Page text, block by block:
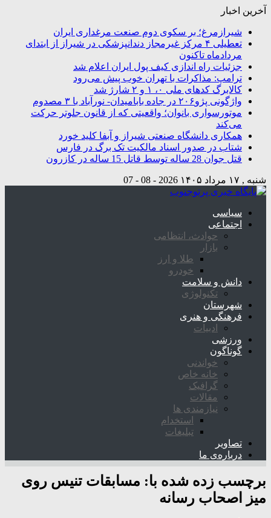
آخرین اخبار
شیرازمرغ؛ بر سکوی دوم صنعت مرغداری ایران
تعطیلی ۴ مرکز غیرمجاز دندانپزشکی در شیراز از ابتدای
مردادماه تاکنون
جزئیات راه اندازی کیف پول ایران اعلام شد
ترامپ: مذاکرات با تهران خوب پیش می‌رود
کالابرگ کدهای ملی ۰، ۱ و ۲ شارژ شد
واژگونی پژو۲۰۶ در جاده بابامیدان- نورآباد با ۳ مصدوم
موتورسواری بانوان؛ واقعیتی که از قانون جلوتر حرکت
می‌کند
همکاری دانشگاه صنعتی شیراز و آبفا کلید خورد
شتاب در صدور اسناد مالکیت تک برگ در فارس
قتل جوان 28 ساله توسط قاتل 15 ساله در کازرون
شنبه , ۱۷ مرداد ۱۴۰۵ 2026 - 08 - 07
سیاسی
اجتماعی
حوادث، انتظامی
بازار
طلا و ارز
خودرو
دانش و سلامت
تکنولوژی
شهرستان
فرهنگی و هنری
ادبیات
ورزشی
گوناگون
خواندنی
خانه خاص
گرافیک
مقالات
نیازمندی ها
استخدام
تبلیغات
تصاویر
درباره‌ی ما
برچسب زده شده با: مسابقات تنیس روی
میز اصحاب رسانه